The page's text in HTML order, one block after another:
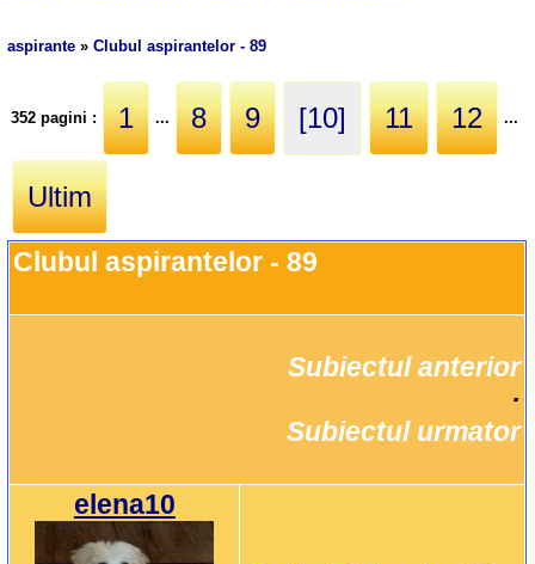
aspirante »Clubul aspirantelor - 89
352 pagini : 1 ... 8 9 [10] 11 12 ...
Ultim
Clubul aspirantelor - 89
Subiectul anterior
Subiectul urmator
elena10